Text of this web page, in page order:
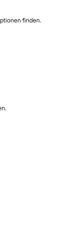
finden.